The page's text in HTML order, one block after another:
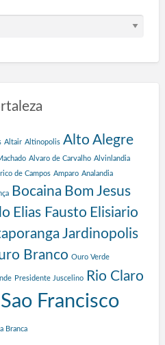
Altair Altinopolis Alto Alegre
Alvaro de Carvalho Alvinlandia
de Campos Amparo Analandia
Bocaina Bom Jesus
Elias Fausto Elisiario
Jardinopolis
Branco Ouro Verde
Presidente Juscelino Rio Claro
Sao Francisco
Branca